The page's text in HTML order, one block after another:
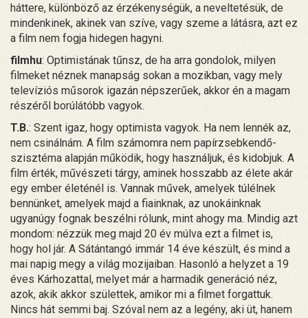
háttere, különböző az érzékenységük, a neveltetésük, de
mindenkinek, akinek van szíve, vagy szeme a látásra, azt ez
a film nem fogja hidegen hagyni.
filmhu: Optimistának tűnsz, de ha arra gondolok, milyen
filmeket néznek manapság sokan a mozikban, vagy mely
televíziós műsorok igazán népszerűek, akkor én a magam
részéről borúlátóbb vagyok.
T.B.: Szent igaz, hogy optimista vagyok. Ha nem lennék az,
nem csinálnám. A film számomra nem papírzsebkendő-
szisztéma alapján működik, hogy használjuk, és kidobjuk. A
film érték, művészeti tárgy, aminek hosszabb az élete akár
egy ember életénél is. Vannak művek, amelyek túlélnek
bennünket, amelyek majd a fiainknak, az unokáinknak
ugyanúgy fognak beszélni rólunk, mint ahogy ma. Mindig azt
mondom: nézzük meg majd 20 év múlva ezt a filmet is,
hogy hol jár. A Sátántangó immár 14 éve készült, és mind a
mai napig megy a világ mozijaiban. Hasonló a helyzet a 19
éves Kárhozattal, melyet már a harmadik generáció néz,
azok, akik akkor születtek, amikor mi a filmet forgattuk.
Nincs hát semmi baj. Szóval nem az a legény, aki üt, hanem